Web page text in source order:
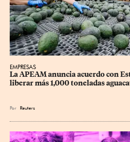
EMPRESAS
La APEAM anuncia acuerdo con
liberar más 1,000 toneladas
Por Reuters